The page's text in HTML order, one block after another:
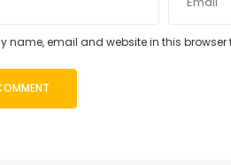
name, email and website in this browser